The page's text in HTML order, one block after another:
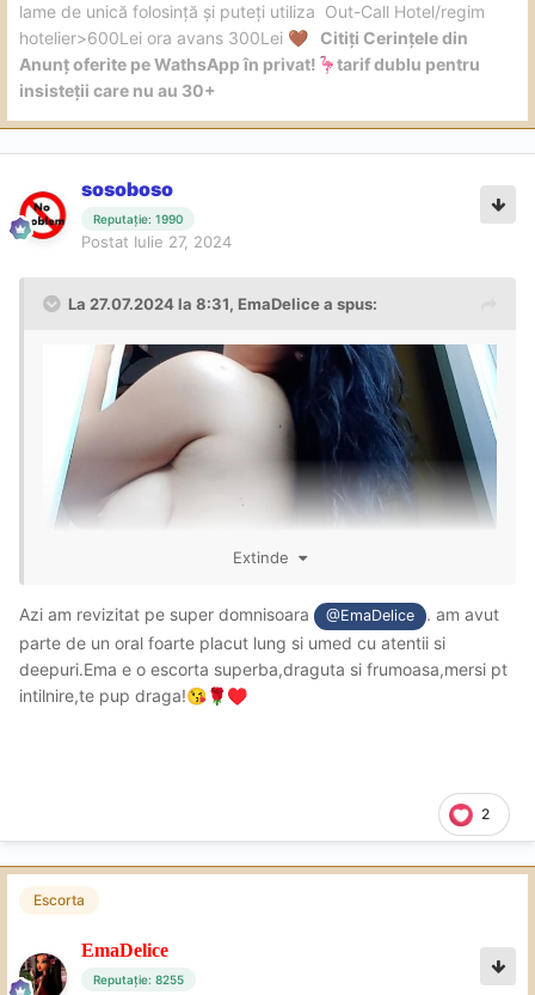
lame de unică folosință și puteți utiliza Out-Call Hotel/regim
hotelier>600Lei ora avans 300Lei 🤎
Citiți Cerințele din
Anunț oferite pe WathsApp în privat! 🦩tarif dublu pentru
insisteții care nu au 30+
sosoboso
Reputație: 1990
Postat Iulie 27, 2024
La 27.07.2024 la 8:31, EmaDelicea spus:
Extinde
Azi am revizitat pe super domnisoara @EmaDelice
. am avut
parte de un oral foarte placut lung si umed cu atentii si
deepuri.Ema e o escorta superba,draguta si frumoasa,mersi pt
intilnire,te pup draga!😘🌹♥️
2
Escorta
EmaDelice
Reputație: 8255